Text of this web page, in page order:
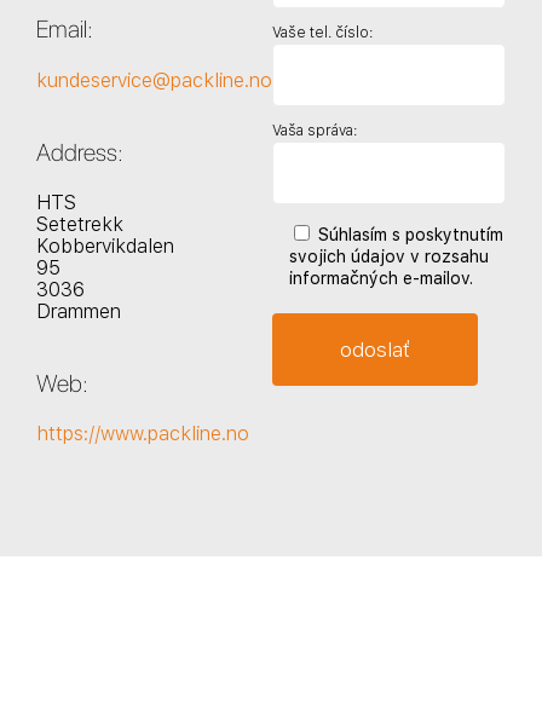
Email:
kundeservice@packline.no
Address:
HTS
Setetrekk
Kobbervikdalen
95
3036
Drammen
Web:
https://www.packline.no
Vaše tel. číslo:
Vaša správa:
Súhlasím s poskytnutím
svojich údajov v rozsahu
informačných e-mailov.